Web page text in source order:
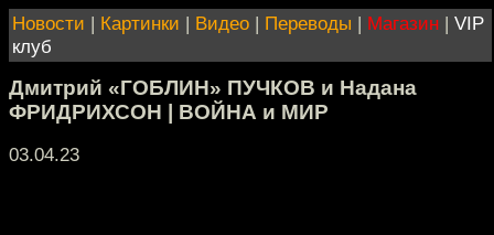
Новости | Картинки | Видео | Переводы | Магазин | VIP
клуб
Дмитрий «ГОБЛИН» ПУЧКОВ и Надана
ФРИДРИХСОН | ВОЙНА и МИР
03.04.23